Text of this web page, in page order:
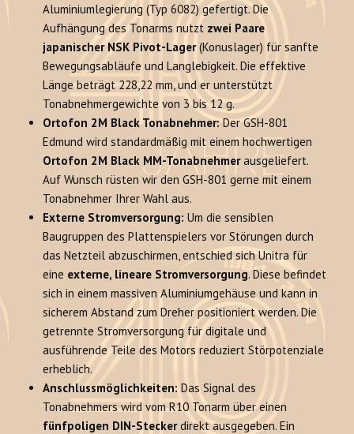
Aluminiumlegierung (Typ 6082) gefertigt. Die
Aufhängung des Tonarms nutzt zwei Paare
japanischer NSK Pivot-Lager(Konuslager) für sanfte
Bewegungsabläufe und Langlebigkeit. Die effektive
Länge beträgt 228,22 mm, und er unterstützt
Tonabnehmergewichte von 3 bis 12 g.
Ortofon 2M Black Tonabnehmer:Der GSH-801
Edmund wird standardmäßig mit einem hochwertigen
Ortofon 2M Black MM-Tonabnehmerausgeliefert.
Auf Wunsch rüsten wir den GSH-801 gerne mit einem
Tonabnehmer Ihrer Wahl aus.
Externe Stromversorgung: Um die sensiblen
Baugruppen des Plattenspielers vor Störungen durch
das Netzteil abzuschirmen, entschied sich Unitra für
eine externe, lineare Stromversorgung. Diese befindet
sich in einem massiven Aluminiumgehäuse und kann in
sicherem Abstand zum Dreher positioniert werden. Die
getrennte Stromversorgung für digitale und
ausführende Teile des Motors reduziert Störpotenziale
erheblich.
Anschlussmöglichkeiten: Das Signal des
Tonabnehmers wird vom R10 Tonarm über einen
fünfpoligen DIN-Steckerdirekt ausgegeben. Ein